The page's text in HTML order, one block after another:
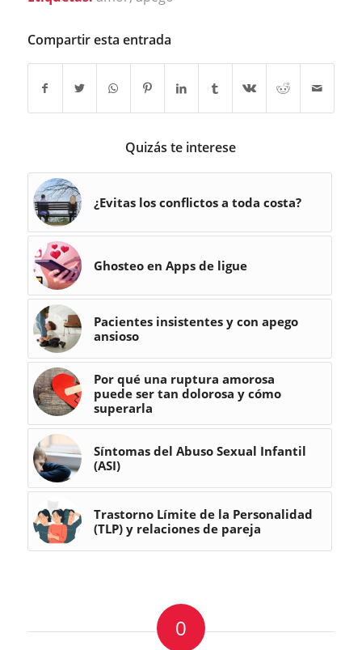
Compartir esta entrada
Quizás te interese
¿Evitas los conflictos a toda costa?
Ghosteo en Apps de ligue
Pacientes insistentes y con apego
ansioso
Por qué una ruptura amorosa
puede ser tan dolorosa y cómo
superarla
Síntomas del Abuso Sexual Infantil
(ASI)
Trastorno Límite de la Personalidad
(TLP) y relaciones de pareja
0